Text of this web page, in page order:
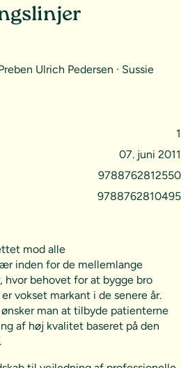
1
07. juni 2011
9788762812550
9788762810495
Ulrich Pedersen · Sussie
mod alle
inden for de mellemlange
hvor behovet for at bygge bro
vokset markant i de senere år.
man at tilbyde patienterne
af høj kvalitet baseret på den